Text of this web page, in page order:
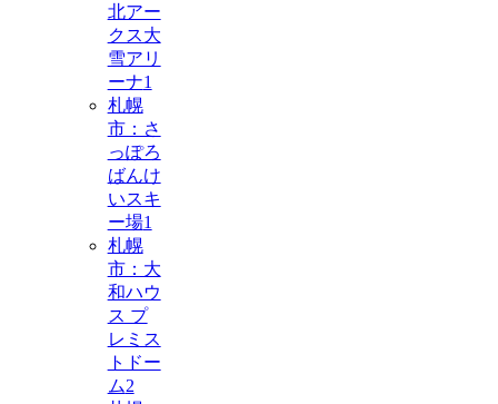
北アー
クス大
雪アリ
ーナ1
札幌
市：さ
っぽろ
ばんけ
いスキ
ー場1
札幌
市：大
和ハウ
ス プ
レミス
トドー
ム2